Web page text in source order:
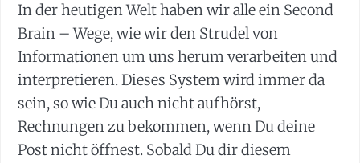
In der heutigen Welt haben wir alle ein Second
Brain – Wege, wie wir den Strudel von
Informationen um uns herum verarbeiten und
interpretieren. Dieses System wird immer da
sein, so wie Du auch nicht aufhörst,
Rechnungen zu bekommen, wenn Du deine
Post nicht öffnest. Sobald Du dir diesem